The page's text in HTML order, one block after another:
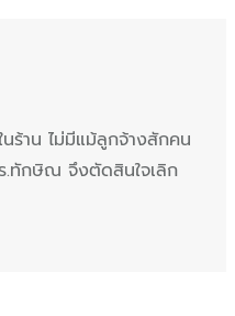
ร้าน ไม่มีแม้ลูกจ้างสักคน
.ทักษิณ จึงตัดสินใจเลิก